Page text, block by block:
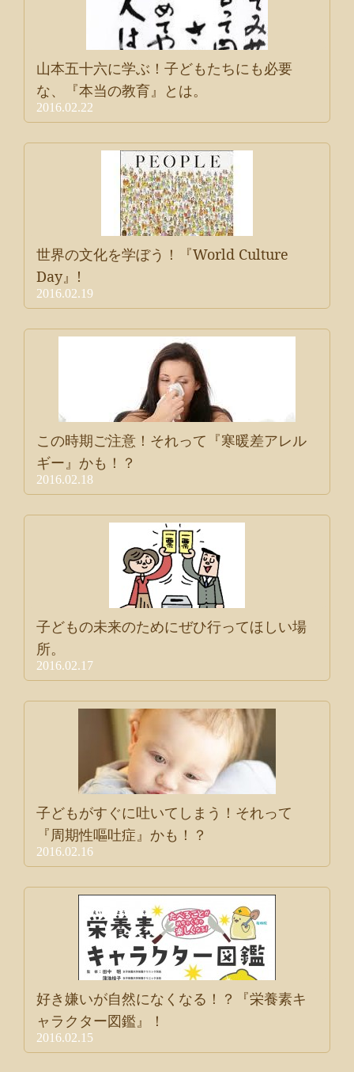
山本五十六に学ぶ！子どもたちにも必要
な、『本当の教育』とは。
2016.02.22
世界の文化を学ぼう！『World Culture
Day』!
2016.02.19
この時期ご注意！それって『寒暖差アレル
ギー』かも！？
2016.02.18
子どもの未来のためにぜひ行ってほしい場
所。
2016.02.17
子どもがすぐに吐いてしまう！それって
『周期性嘔吐症』かも！？
2016.02.16
好き嫌いが自然になくなる！？『栄養素キ
ャラクター図鑑』！
2016.02.15